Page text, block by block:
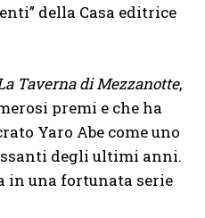
della Casa editrice
Taverna di Mezzanotte,
premi e che ha
Yaro Abe come uno
degli ultimi anni.
in una fortunata serie